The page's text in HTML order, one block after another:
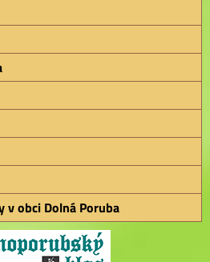
v obci Dolná Poruba